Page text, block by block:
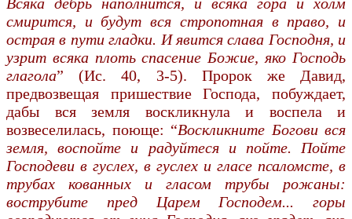
смирится, и будут вся стропотная в право, и
острая в пути гладки. И явится слава Господня, и
узрит всяка плоть спасение Божие, яко Господь
глагола” (Ис. 40, 3-5). Пророк же Давид,
предвозвещая пришествие Господа, побуждает,
дабы вся земля воскликнула и воспела и
возвеселилась, поюще: “Воскликните Богови вся
земля, воспойте и радуйтеся и пойте. Пойте
Господеви в гуслех, в гуслех и гласе псаломсте, в
трубах кованных и гласом трубы рожаны:
вострубите пред Царем Господем... горы